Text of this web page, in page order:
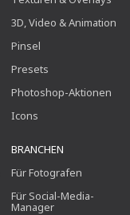
3D, Video & Animation
Pinsel
Presets
Photoshop-Aktionen
Icons
BRANCHEN
Für Fotografen
Für Social-Media-
Manager